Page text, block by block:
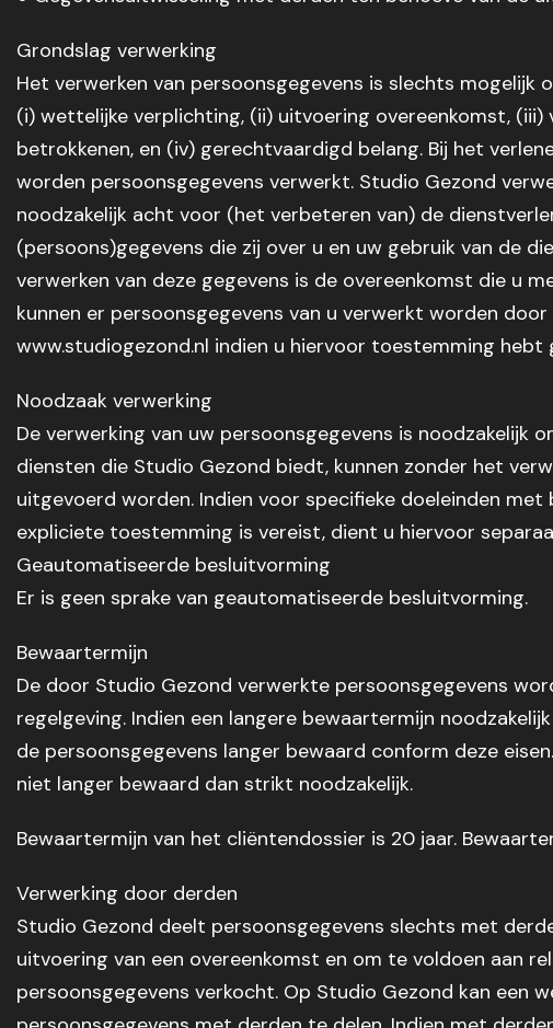
Grondslag verwerking
Het verwerken van persoonsgegevens is slechts mogelijk
(i) wettelijke verplichting, (ii) uitvoering overeenkomst,
betrokkenen, en (iv) gerechtvaardigd belang. Bij het
worden persoonsgegevens verwerkt. Studio Gezond
noodzakelijk acht voor (het verbeteren van) de
(persoons)gegevens die zij over u en uw gebruik van de
verwerken van deze gegevens is de overeenkomst die u
kunnen er persoonsgegevens van u verwerkt worden
www.studiogezond.nl indien u hiervoor toestemming hebt
Noodzaak verwerking
De verwerking van uw persoonsgegevens is noodzakelijk
diensten die Studio Gezond biedt, kunnen zonder het
uitgevoerd worden. Indien voor specifieke doeleinden
expliciete toestemming is vereist, dient u hiervoor
Geautomatiseerde besluitvorming
Er is geen sprake van geautomatiseerde besluitvorming.
Bewaartermijn
De door Studio Gezond verwerkte persoonsgegevens
regelgeving. Indien een langere bewaartermijn
de persoonsgegevens langer bewaard conform deze
niet langer bewaard dan strikt noodzakelijk.
Bewaartermijn van het cliëntendossier is 20 jaar.
Verwerking door derden
Studio Gezond deelt persoonsgegevens slechts met
uitvoering van een overeenkomst en om te voldoen aan
persoonsgegevens verkocht. Op Studio Gezond kan een